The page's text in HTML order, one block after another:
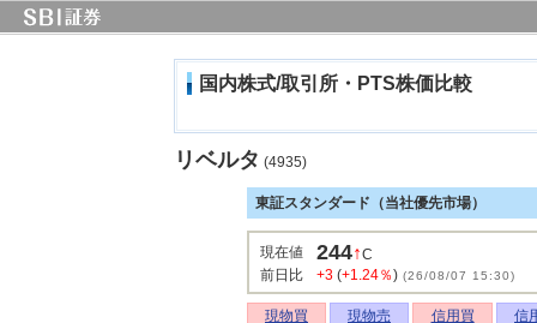
国内株式/取引所・PTS株価比較
リベルタ (4935)
東証スタンダード（当社優先市場）
現在値 244↑C
前日比
+3 (+1.24％) (26/08/07 15:30)
現物買 現物売 信用買 信